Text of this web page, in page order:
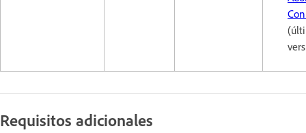
Requisitos adicionales